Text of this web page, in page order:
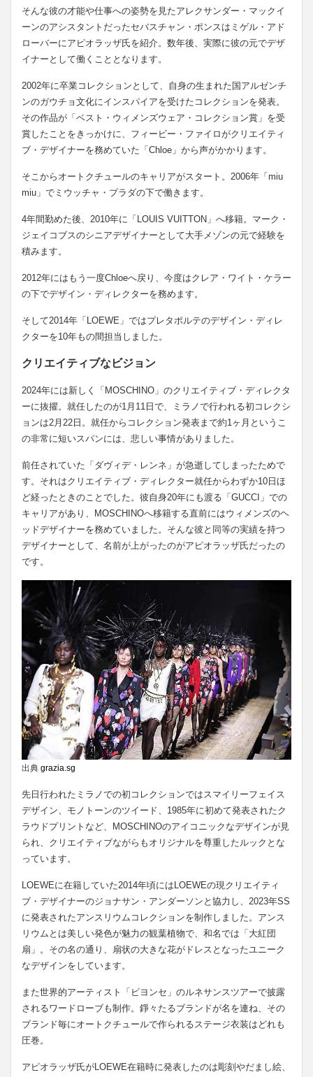
そんな彼の才能や仕事への姿勢を見たアレクサンダー・マックイ
ーンのアシスタントだったセバスチャン・ポンスはミゲル・アド
ローバーにアピオラッザ氏を紹介。数年後、実際に彼の元でデザ
イナーとして働くこととなります。
2002年に卒業コレクションとして、自身の生まれた国アルゼンチ
ンのガウチョ文化にインスパイアを受けたコレクションを発表。
その作品が「ベスト・ウィメンズウェア・コレクション賞」を受
賞したことをきっかけに、フィービー・ファイロがクリエイティ
ブ・デザイナーを務めていた「Chloe」から声がかかります。
そこからオートクチュールのキャリアがスタート。2006年「miu
miu」でミウッチャ・プラダの下で働きます。
4年間勤めた後、2010年に「LOUIS VUITTON」へ移籍。マーク・
ジェイコブスのシニアデザイナーとして大手メゾンの元で経験を
積みます。
2012年にはもう一度Chloeへ戻り、今度はクレア・ワイト・ケラー
の下でデザイン・ディレクターを務めます。
そして2014年「LOEWE」ではプレタポルテのデザイン・ディレ
クターを10年もの間担当しました。
クリエイティブなビジョン
2024年には新しく「MOSCHINO」のクリエイティブ・ディレクタ
ーに抜擢。就任したのが1月11日で、ミラノで行われる初コレクシ
ョンは2月22日。就任からコレクション発表まで約1ヶ月というこ
の非常に短いスパンには、悲しい事情がありました。
前任されていた「ダヴィデ・レンネ」が急逝してしまったためで
す。それはクリエイティブ・ディレクター就任からわずか10日ほ
ど経ったときのことでした。彼自身20年にも渡る「GUCCI」での
キャリアがあり、MOSCHINOへ移籍する直前にはウィメンズのヘ
ッドデザイナーを務めていました。そんな彼と同等の実績を持つ
デザイナーとして、名前が上がったのがアピオラッザ氏だったの
です。
出典 grazia.sg
先日行われたミラノでの初コレクションではスマイリーフェイス
デザイン、モノトーンのツイード、1985年に初めて発表されたク
ラウドプリントなど、MOSCHINOのアイコニックなデザインが見
られ、クリエイティブながらもオリジナルを尊重したルックとな
っています。
LOEWEに在籍していた2014年頃にはLOEWEの現クリエイティ
ブ・デザイナーのジョナサン・アンダーソンと協力し、2023年SS
に発表されたアンスリウムコレクションを制作しました。アンス
リウムとは美しい発色が魅力の観葉植物で、和名では「大紅団
扇」。その名の通り、扇状の大きな花がドレスとなったユニーク
なデザインをしています。
また世界的アーティスト「ビヨンセ」のルネサンスツアーで披露
されるワードローブも制作。錚々たるブランドが名を連ね、その
ブランド毎にオートクチュールで作られるステージ衣装はどれも
圧巻。
アピオラッザ氏がLOEWE在籍時に発表したのは彫刻やだまし絵、